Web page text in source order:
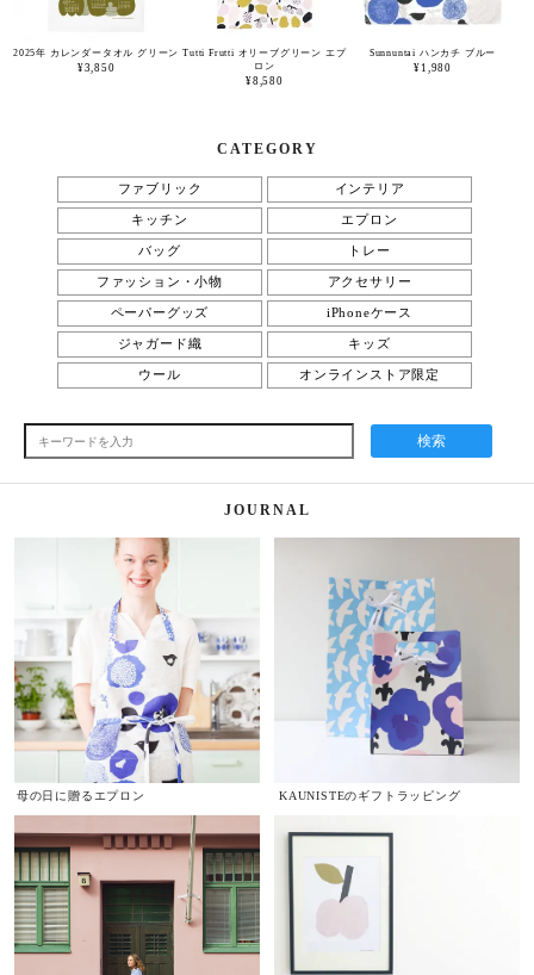
2025年 カレンダータオル グリーン
¥3,850
Tutti Frutti オリーブグリーン エプ
ロン
¥8,580
Sunnuntai ハンカチ ブルー
¥1,980
CATEGORY
ファブリック インテリア
キッチン エプロン
バッグ トレー
ファッション・小物 アクセサリー
ペーパーグッズ iPhoneケース
ジャガード織 キッズ
ウール オンラインストア限定
検索
JOURNAL
母の日に贈るエプロン KAUNISTEのギフトラッピング